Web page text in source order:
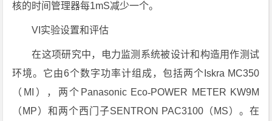
核的时间管理器每1mS减少一个。
VI实验设置和评估
在这项研究中，电力监测系统被设计和构造用作测试
环境。它由6个数字功率计组成，包括两个Iskra MC350
（ MI），两个Panasonic Eco-POWER METER KW9M
（ MP）和两个西门子SENTRON PAC3100（ MS）。在